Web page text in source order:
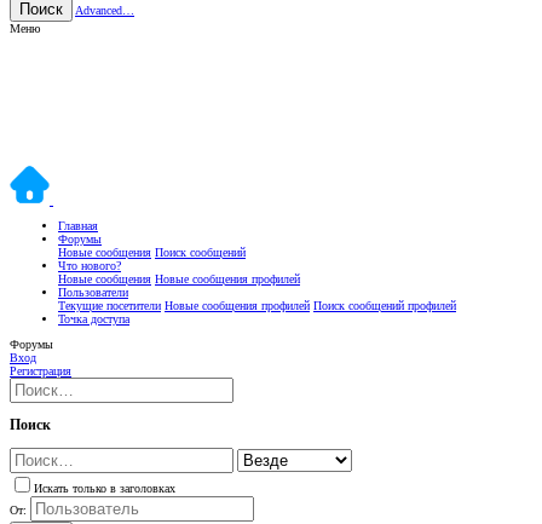
Поиск
Advanced…
Меню
Главная
Форумы
Новые сообщения Поиск сообщений
Что нового?
Новые сообщения Новые сообщения профилей
Пользователи
Текущие посетители Новые сообщения профилей Поиск сообщений профилей
Точка доступа
Форумы
Вход
Регистрация
Поиск
Искать только в заголовках
От: